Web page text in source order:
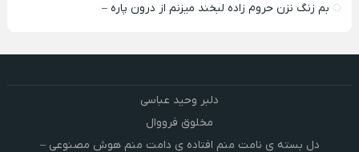
بم زنگ نزن حروم زاده لبخند میزنم از درون پاره –
دلبر وحید عباسی
مخلوق فرووال
دل بسته ی نامت منم افتاده ی دامت منم هوش مصنوعی –